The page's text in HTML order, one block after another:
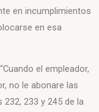
en incumplimientos
en esa
el empleador,
no le abonare las
233 y 245 de la